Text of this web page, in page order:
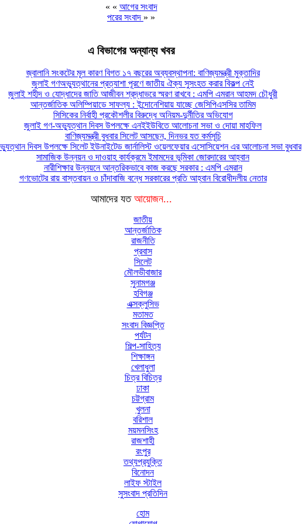
« « আগের সংবাদ
পরের সংবাদ » »
এ বিভাগের অন্যান্য খবর
জ্বালানি সংকটের মূল কারণ বিগত ১৭ বছরের অব্যবস্থাপনা: বাণিজ্যমন্ত্রী মুক্তাদির
জুলাই গণঅভ্যুত্থানের প্রত্যাশা পূরণে জাতীয় ঐক্য সুসংহত করার বিকল্প নেই
জুলাই শহীদ ও যোদ্ধাদের জাতি আজীবন শ্রদ্ধাভরে স্মরণ রাখবে : এমপি এমরান আহমদ চৌধুরী
আন্তর্জাতিক অলিম্পিয়াডে সাফল্য : ইন্দোনেশিয়ায় যাচ্ছে জেসিপিএসসির তামিম
সিসিকের নির্বাহী প্রকৌশলীর বিরুদ্ধে অনিয়ম-দুর্নীতির অভিযোগ
জুলাই গণ-অভ্যুত্থান দিবস উপলক্ষে এনইইউবিতে আলোচনা সভা ও দোয়া মাহফিল
বাণিজ্যমন্ত্রী বুধবার সিলেট আসছেন, দিনভর যত কর্মসূচি
দিবস উপলক্ষে সিলেট ইউনাইটেড জার্নালিস্ট ওয়েলফেয়ার এসোসিয়েশন এর আলোচনা সভা বুধবার
সামাজিক উন্নয়ন ও দাওয়াহ কার্যক্রমে ইমামদের ভূমিকা জোরদারের আহ্বান
নারীশিক্ষার উন্নয়নে আন্তরিকভাবে কাজ করছে সরকার : এমপি এমরান
গণভোটের রায় বাস্তবায়ন ও চাঁদাবাজি বন্ধে সরকারের প্রতি আহ্বান বিরোধীদলীয় নেতার
আমাদের যত আয়োজন...
জাতীয়
আন্তর্জাতিক
রাজনীতি
প্রবাস
সিলেট
মৌলভীবাজার
সুনামগঞ্জ
হবিগঞ্জ
এক্সক্লুসিভ
মতামত
সংবাদ বিজ্ঞপ্তি
পর্যটন
শিল্প-সাহিত্য
শিক্ষাঙ্গন
খেলাধুলা
চিত্র বিচিত্র
ঢাকা
চট্টগ্রাম
খুলনা
বরিশাল
ময়মনসিংহ
রাজশাহী
রংপুর
তথ্যপ্রযুক্তি
বিনোদন
লাইফ স্টাইল
সুসংবাদ প্রতিদিন
হোম